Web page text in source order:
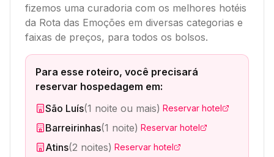
fizemos uma curadoria com os melhores hotéis
da Rota das Emoções em diversas categorias e
faixas de preços, para todos os bolsos.
Para esse roteiro, você precisará
reservar hospedagem em:
São Luís(1 noite ou mais) Reservar hotel
Barreirinhas(1 noite) Reservar hotel
Atins(2 noites) Reservar hotel